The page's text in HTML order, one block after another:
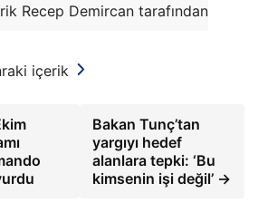
Recep Demircan tarafından
içerik
Bakan Tunç’tan
yargıyı hedef
alanlara tepki: ‘Bu
kimsenin işi değil’ →